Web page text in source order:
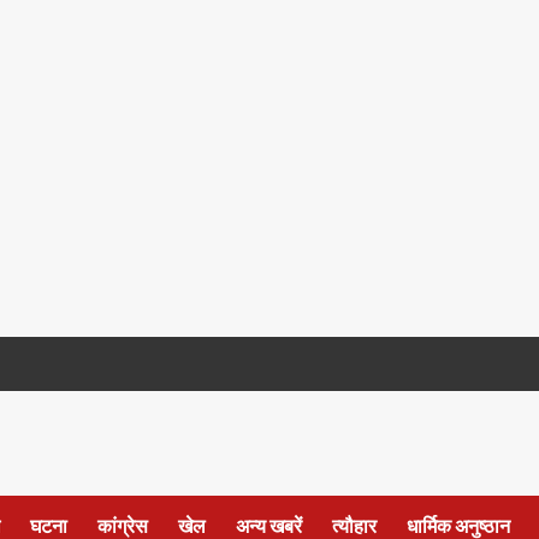
घटना कांग्रेस खेल अन्य खबरें त्यौहार धार्मिक अनुष्ठान